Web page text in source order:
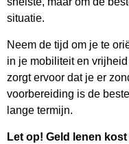
situatie.
Neem de tijd om je te
in je mobiliteit en
zorgt ervoor dat je er
voorbereiding is de
lange termijn.
Let op! Geld lenen